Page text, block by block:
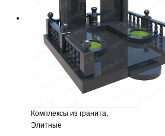
Комплексы из гранита,
Элитные